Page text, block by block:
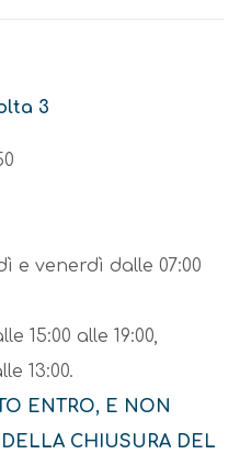
3
e venerdì dalle 07:00
15:00 alle 19:00,
13:00.
ENTRO, E NON
CHIUSURA DEL